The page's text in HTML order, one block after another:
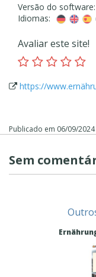
Versão do
Idiomas:
Avaliar este site!
https://
Publicado em 06/09/
Sem